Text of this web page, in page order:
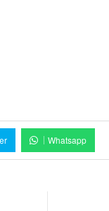
Whatsapp